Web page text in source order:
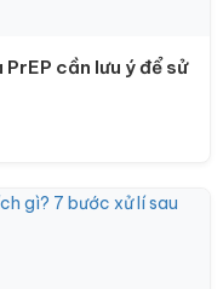
cần lưu ý để sử